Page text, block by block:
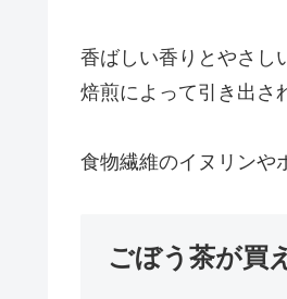
香ばしい香りとやさし
焙煎によって引き出さ
食物繊維のイヌリンや
ごぼう茶が買